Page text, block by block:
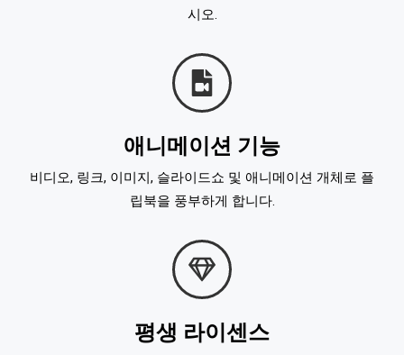
시오.
애니메이션 기능
비디오, 링크, 이미지, 슬라이드쇼 및 애니메이션 개체로 플
립북을 풍부하게 합니다.
평생 라이센스